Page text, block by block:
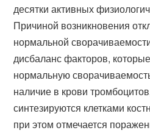
десятки активных
Причиной возникновения
нормальной
дисбаланс факторов,
нормальную
наличие в крови
синтезируются клетками
при этом отмечается